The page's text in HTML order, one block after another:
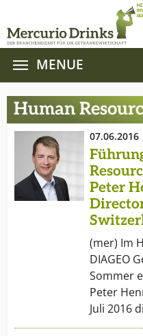
MENUE
Human
07.06.2016
Peter
(mer) Im
DIAGEO
Sommer
Peter
Juli 2016